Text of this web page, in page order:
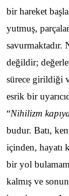
bir hareket
yutmuş,
savurmaktadır.
değildir;
sürece girildiği
esrik bir
“Nihilizm
budur. Batı,
içinden, hayatı
bir yol
kalmış ve